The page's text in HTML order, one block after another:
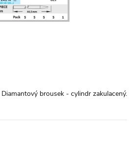
Diamantový brousek - cylindr zakulacený.